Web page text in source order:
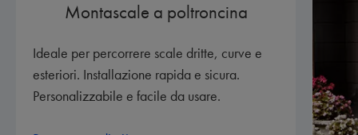
Montascale a poltroncina
Ideale per percorrere scale dritte, curve e
esteriori. Installazione rapida e sicura.
Personalizzabile e facile da usare.